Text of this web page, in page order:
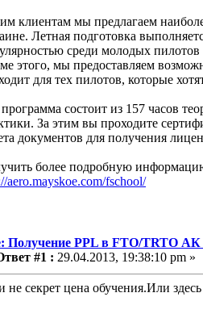
клиентам мы предлагаем
Летная подготовка
среди молодых
этого, мы предоставляем
для тех пилотов, которые
состоит из 157 часов
За этим вы проходите
документов для получения
более подробную
aero.mayskoe.com/fschool/
Получение PPL в FTO/TRTO
#1 : 29.04.2013, 19:38:10 pm »
не секрет цена обучения.Или